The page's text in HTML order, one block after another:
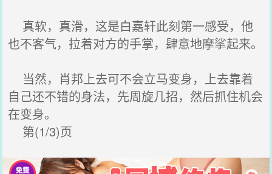
真软，真滑，这是白嘉轩此刻第一感受，他
也不客气，拉着对方的手掌，肆意地摩挲起来。
当然，肖邦上去可不会立马变身，上去靠着
自己还不错的身法，先周旋几招，然后抓住机会
在变身。
第(1/3)页